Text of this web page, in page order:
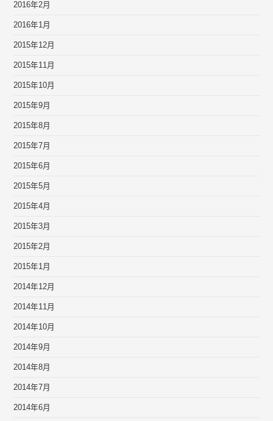
2016年2月
2016年1月
2015年12月
2015年11月
2015年10月
2015年9月
2015年8月
2015年7月
2015年6月
2015年5月
2015年4月
2015年3月
2015年2月
2015年1月
2014年12月
2014年11月
2014年10月
2014年9月
2014年8月
2014年7月
2014年6月